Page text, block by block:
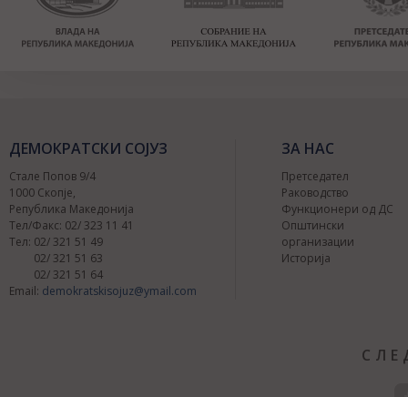
ДЕМОКРАТСКИ СОЈУЗ
Стале Попов 9/4
1000 Скопје,
Република Македонија
Тел/Факс: 02/ 323 11 41
Тел: 02/ 321 51 49
02/ 321 51 63
02/ 321 51 64
Email: demokratskisojuz@ymail.com
ЗА НАС
Претседател
Раководство
Функционери од ДС
Општински
организации
Историја